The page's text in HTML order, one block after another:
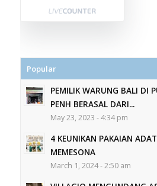
Popular
PEMILIK WARUNG BALI DI
PENH BERASAL DARI...
May 23, 2023 - 4:34 pm
4 KEUNIKAN PAKAIAN
MEMESONA
March 1, 2024 - 2:50 am